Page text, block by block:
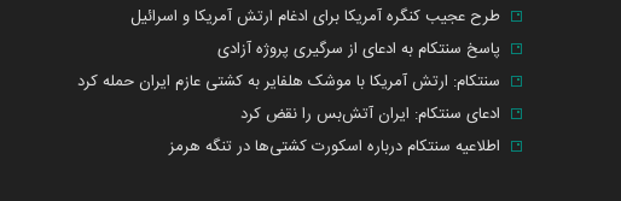
طرح عجیب کنگره آمریکا برای ادغام ارتش آمریکا و اسرائیل
پاسخ سنتکام به ادعای از سرگیری پروژه آزادی
سنتکام: ارتش آمریکا با موشک هلفایر به کشتی عازم ایران حمله کرد
ادعای سنتکام: ایران آتش‌بس را نقض کرد
اطلاعیه سنتکام درباره اسکورت کشتی‌ها در تنگه هرمز